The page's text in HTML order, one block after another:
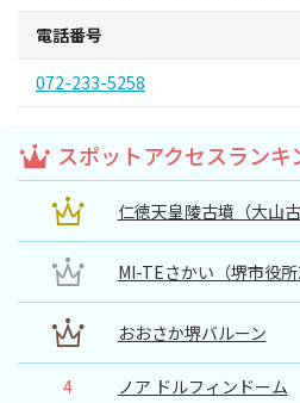
サイクリングさかい
堺観光レンタサイクル
モデルコース
体験プラン・ツアー
開花情報
電話番号
072-233-5258
スポットアクセスランキ
仁徳天皇陵古墳（大山
MI-TEさかい（堺市役所
おおさか堺バルーン
4
ノア ドルフィンドーム